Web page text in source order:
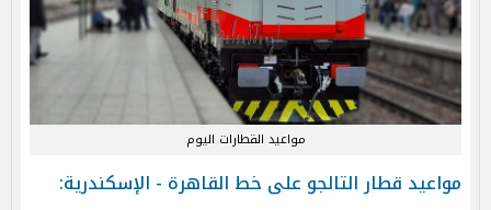
مواعيد القطارات اليوم
مواعيد قطار التالجو على خط القاهرة - الإسكندرية: